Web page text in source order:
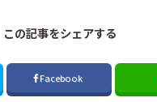
この記事をシェアする
Facebook